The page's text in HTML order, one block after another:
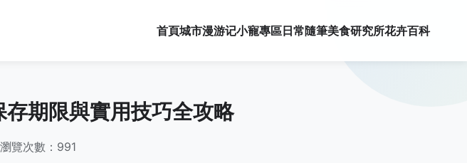
首頁城市漫游记小寵專區日常隨筆美食研究所花卉百科
期限與實用技巧全攻略
瀏覽次數：991